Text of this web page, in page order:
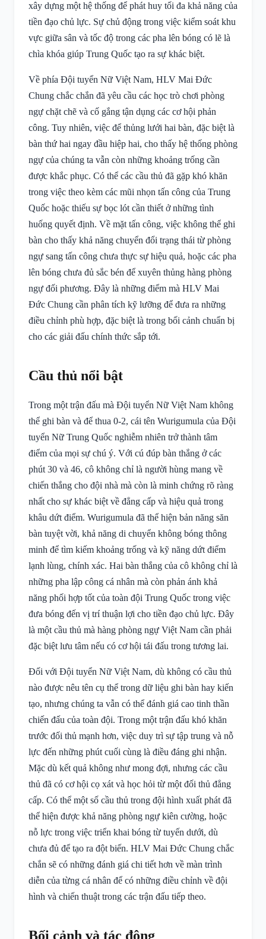
xây dựng một hệ thống để phát huy tối đa khả năng của
tiền đạo chủ lực. Sự chủ động trong việc kiểm soát khu
vực giữa sân và tốc độ trong các pha lên bóng có lẽ là
chìa khóa giúp Trung Quốc tạo ra sự khác biệt.
Về phía Đội tuyển Nữ Việt Nam, HLV Mai Đức
Chung chắc chắn đã yêu cầu các học trò chơi phòng
ngự chặt chẽ và cố gắng tận dụng các cơ hội phản
công. Tuy nhiên, việc để thủng lưới hai bàn, đặc biệt là
bàn thứ hai ngay đầu hiệp hai, cho thấy hệ thống phòng
ngự của chúng ta vẫn còn những khoảng trống cần
được khắc phục. Có thể các cầu thủ đã gặp khó khăn
trong việc theo kèm các mũi nhọn tấn công của Trung
Quốc hoặc thiếu sự bọc lót cần thiết ở những tình
huống quyết định. Về mặt tấn công, việc không thể ghi
bàn cho thấy khả năng chuyển đổi trạng thái từ phòng
ngự sang tấn công chưa thực sự hiệu quả, hoặc các pha
lên bóng chưa đủ sắc bén để xuyên thủng hàng phòng
ngự đối phương. Đây là những điểm mà HLV Mai
Đức Chung cần phân tích kỹ lưỡng để đưa ra những
điều chỉnh phù hợp, đặc biệt là trong bối cảnh chuẩn bị
cho các giải đấu chính thức sắp tới.
Cầu thủ nổi bật
Trong một trận đấu mà Đội tuyển Nữ Việt Nam không
thể ghi bàn và để thua 0-2, cái tên Wurigumula của Đội
tuyển Nữ Trung Quốc nghiễm nhiên trở thành tâm
điểm của mọi sự chú ý. Với cú đúp bàn thắng ở các
phút 30 và 46, cô không chỉ là người hùng mang về
chiến thắng cho đội nhà mà còn là minh chứng rõ ràng
nhất cho sự khác biệt về đẳng cấp và hiệu quả trong
khâu dứt điểm. Wurigumula đã thể hiện bản năng săn
bàn tuyệt vời, khả năng di chuyển không bóng thông
minh để tìm kiếm khoảng trống và kỹ năng dứt điểm
lạnh lùng, chính xác. Hai bàn thắng của cô không chỉ là
những pha lập công cá nhân mà còn phản ánh khả
năng phối hợp tốt của toàn đội Trung Quốc trong việc
đưa bóng đến vị trí thuận lợi cho tiền đạo chủ lực. Đây
là một cầu thủ mà hàng phòng ngự Việt Nam cần phải
đặc biệt lưu tâm nếu có cơ hội tái đấu trong tương lai.
Đối với Đội tuyển Nữ Việt Nam, dù không có cầu thủ
nào được nêu tên cụ thể trong dữ liệu ghi bàn hay kiến
tạo, nhưng chúng ta vẫn có thể đánh giá cao tinh thần
chiến đấu của toàn đội. Trong một trận đấu khó khăn
trước đối thủ mạnh hơn, việc duy trì sự tập trung và nỗ
lực đến những phút cuối cùng là điều đáng ghi nhận.
Mặc dù kết quả không như mong đợi, nhưng các cầu
thủ đã có cơ hội cọ xát và học hỏi từ một đối thủ đẳng
cấp. Có thể một số cầu thủ trong đội hình xuất phát đã
thể hiện được khả năng phòng ngự kiên cường, hoặc
nỗ lực trong việc triển khai bóng từ tuyến dưới, dù
chưa đủ để tạo ra đột biến. HLV Mai Đức Chung chắc
chắn sẽ có những đánh giá chi tiết hơn về màn trình
diễn của từng cá nhân để có những điều chỉnh về đội
hình và chiến thuật trong các trận đấu tiếp theo.
Bối cảnh và tác động